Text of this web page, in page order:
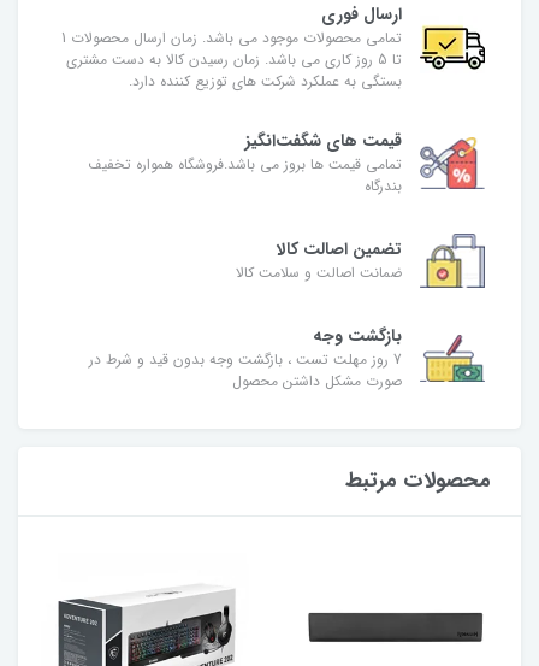
ارسال فوری
تمامی محصولات موجود می باشد. زمان ارسال محصولات 1
تا 5 روز کاری می باشد. زمان رسیدن کالا به دست مشتری
بستگی به عملکرد شرکت های توزیع کننده دارد.
قیمت های شگفت‌انگیز
تمامی قیمت ها بروز می باشد.فروشگاه همواره تخفیف
بندرگاه
تضمین اصالت کالا
ضمانت اصالت و سلامت کالا
بازگشت وجه
7 روز مهلت تست ، بازگشت وجه بدون قید و شرط در
صورت مشکل داشتن محصول
محصولات مرتبط